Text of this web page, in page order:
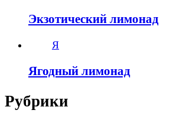
Экзотический лимонад
Я
Ягодный лимонад
Рубрики